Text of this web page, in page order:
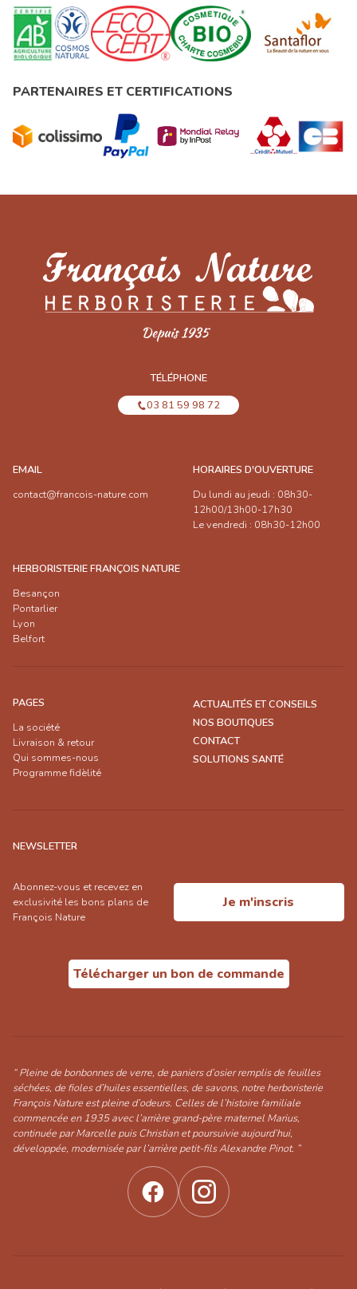
PARTENAIRES ET CERTIFICATIONS
TÉLÉPHONE
03 81 59 98 72
EMAIL
contact@francois-nature.com
HORAIRES D'OUVERTURE
Du lundi au jeudi : 08h30-
12h00/13h00-17h30
Le vendredi : 08h30-12h00
HERBORISTERIE FRANÇOIS NATURE
Besançon
Pontarlier
Lyon
Belfort
PAGES
La société
Livraison & retour
Qui sommes-nous
Programme fidèlité
ACTUALITÉS ET CONSEILS
NOS BOUTIQUES
CONTACT
SOLUTIONS SANTÉ
NEWSLETTER
Abonnez-vous et recevez en
exclusivité les bons plans de
François Nature
Je m'inscris
Télécharger un bon de commande
“ Pleine de bonbonnes de verre, de paniers d’osier remplis de feuilles
séchées, de fioles d’huiles essentielles, de savons, notre herboristerie
François Nature est pleine d’odeurs. Celles de l’histoire familiale
commencée en 1935 avec l’arrière grand-père maternel Marius,
continuée par Marcelle puis Christian et poursuivie aujourd’hui,
développée, modernisée par l’arrière petit-fils Alexandre Pinot. ”